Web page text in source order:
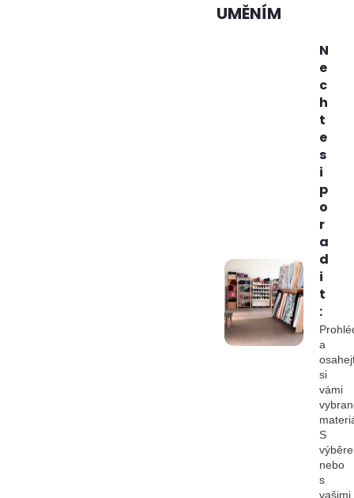
UMĚNÍM
N
e
c
h
t
e
s
i
p
o
r
a
d
i
t
:
a
si
vámi
S
nebo
s
vašimi